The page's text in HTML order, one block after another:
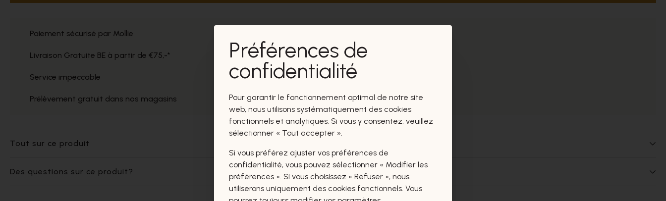
Paiement sécurisé par Mollie
Livraison Gratuite BE à partir de €75,-*
Service impeccable
Prélèvement gratuit dans nos magasins
Tout sur ce produit
Des questions sur ce produit?
Préférences de
confidentialité
Pour garantir le fonctionnement optimal de notre site
web, nous utilisons systématiquement des cookies
fonctionnels et analytiques. Si vous y consentez, veuillez
sélectionner « Tout accepter ».
Si vous préférez ajuster vos préférences de
confidentialité, vous pouvez sélectionner « Modifier les
préférences ». Si vous choisissez « Refuser », nous
utiliserons uniquement des cookies fonctionnels. Vous